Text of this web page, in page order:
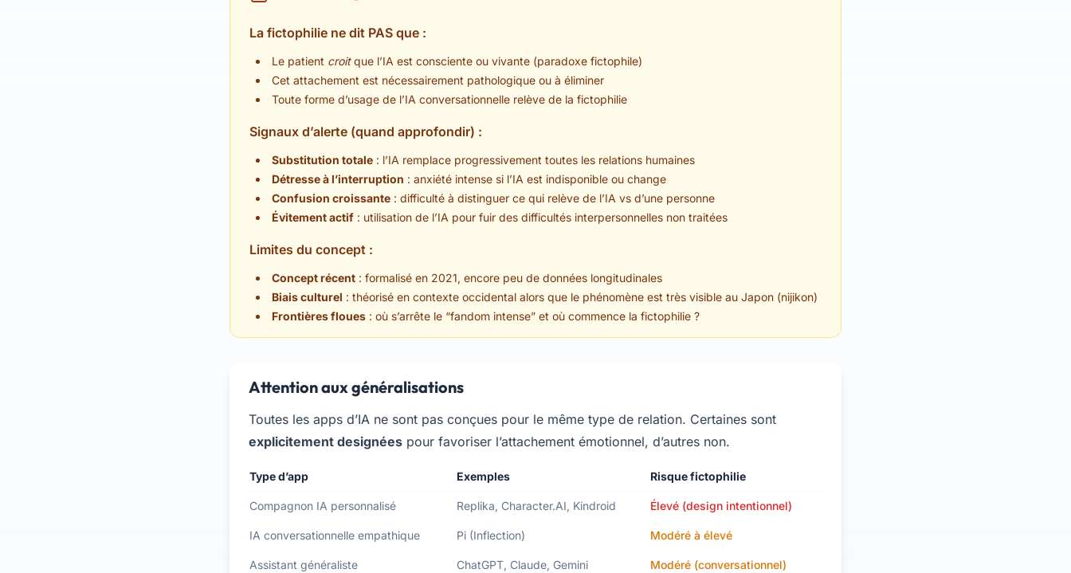
La fictophilie ne dit PAS que :
Le patient croitque l’IA est consciente ou vivante (paradoxe fictophile)
Cet attachement est nécessairement pathologique ou à éliminer
Toute forme d’usage de l’IA conversationnelle relève de la fictophilie
Signaux d’alerte (quand approfondir) :
Substitution totale : l’IA remplace progressivement toutes les relations humaines
Détresse à l’interruption : anxiété intense si l’IA est indisponible ou change
Confusion croissante : difficulté à distinguer ce qui relève de l’IA vs d’une personne
Évitement actif : utilisation de l’IA pour fuir des difficultés interpersonnelles non traitées
Limites du concept :
Concept récent : formalisé en 2021, encore peu de données longitudinales
Biais culturel : théorisé en contexte occidental alors que le phénomène est très visible au Japon (nijikon)
Frontières floues : où s’arrête le “fandom intense” et où commence la fictophilie ?
Attention aux généralisations
Toutes les apps d’IA ne sont pas conçues pour le même type de relation. Certaines sont
explicitement designées pour favoriser l’attachement émotionnel, d’autres non.
Type d’app Exemples Risque fictophilie
Compagnon IA personnalisé Replika, Character.AI, Kindroid Élevé (design intentionnel)
IA conversationnelle empathique Pi (Inflection) Modéré à élevé
Assistant généraliste ChatGPT, Claude, Gemini Modéré (conversationnel)